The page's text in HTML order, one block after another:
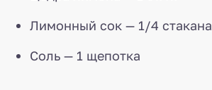
Лимонный сок — 1/4 стакана
Соль — 1 щепотка